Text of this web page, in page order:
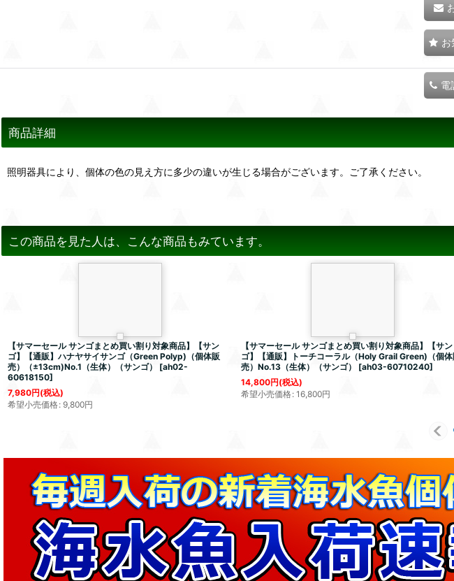
お
電
商品詳細
照明器具により、個体の色の見え方に多少の違いが生じる場合がございます。ご了承ください。
この商品を見た人は、こんな商品もみています。
【サマーセール サンゴまとめ買い割り対象商品】【サン
ゴ】【通販】ハナヤサイサンゴ（Green Polyp)（個体販
売）（±13cm)No.1（生体）（サンゴ）
[ah02-
60618150]
7,980円(税込)
希望小売価格: 9,800円
【サマーセール サンゴまとめ買い割り対象商品】【サン
ゴ】【通販】トーチコーラル（Holy Grail Green)（個体
売）No.13（生体）（サンゴ）
[ah03-60710240]
14,800円(税込)
希望小売価格: 16,800円